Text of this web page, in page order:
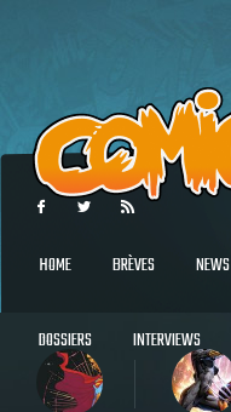
HOME BRÈVES NEWS
DOSSIERS INTERVIEWS